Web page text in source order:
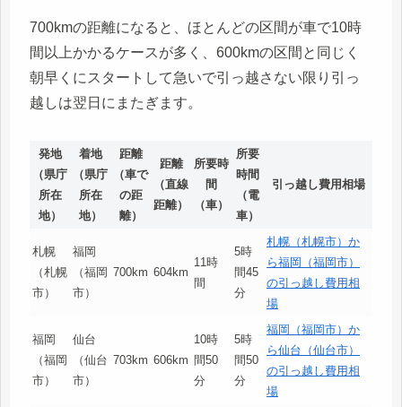
700kmの距離になると、ほとんどの区間が車で10時
間以上かかるケースが多く、600kmの区間と同じく
朝早くにスタートして急いで引っ越さない限り引っ
越しは翌日にまたぎます。
発地
（県庁
所在
地）
着地
（県庁
所在
地）
距離
（車で
の距
離）
距離
（直線
距離）
所要時
間
（車）
所要
時間
（電
車）
引っ越し費用相場
札幌
（札幌
市）
福岡
（福岡
市）
700km 604km
11時
間
5時
間45
分
札幌（札幌市）か
ら福岡（福岡市）
の引っ越し費用相
場
福岡
（福岡
市）
仙台
（仙台
市）
703km 606km
10時
間50
分
5時
間50
分
福岡（福岡市）か
ら仙台（仙台市）
の引っ越し費用相
場